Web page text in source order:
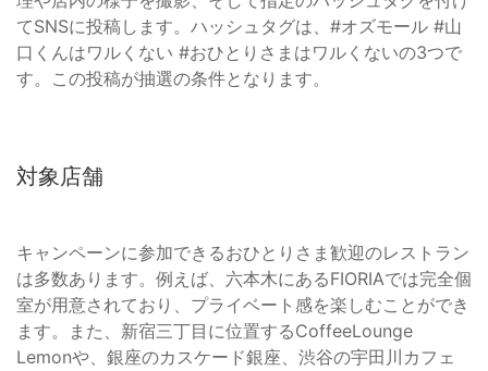
てSNSに投稿します。ハッシュタグは、#オズモール #山
口くんはワルくない #おひとりさまはワルくないの3つで
す。この投稿が抽選の条件となります。
対象店舗
キャンペーンに参加できるおひとりさま歓迎のレストラン
は多数あります。例えば、六本木にあるFIORIAでは完全個
室が用意されており、プライベート感を楽しむことができ
ます。また、新宿三丁目に位置するCoffeeLounge
Lemonや、銀座のカスケード銀座、渋谷の宇田川カフェ